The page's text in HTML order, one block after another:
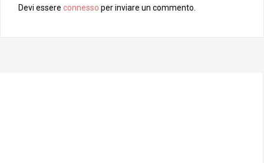
Devi essere connesso per inviare un commento.